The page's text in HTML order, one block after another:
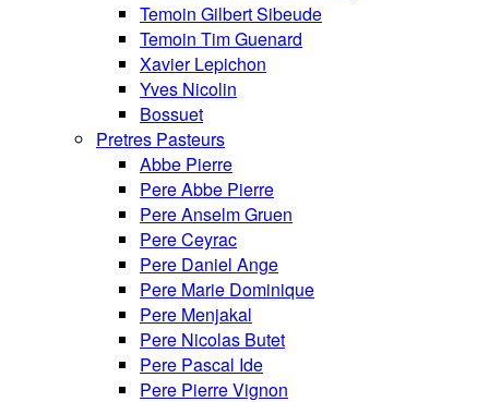
Temoin Gilbert Sibeude
Temoin Tim Guenard
Xavier Lepichon
Yves Nicolin
Bossuet
Pretres Pasteurs
Abbe Pierre
Pere Abbe Pierre
Pere Anselm Gruen
Pere Ceyrac
Pere Daniel Ange
Pere Marie Dominique
Pere Menjakal
Pere Nicolas Butet
Pere Pascal Ide
Pere Pierre Vignon